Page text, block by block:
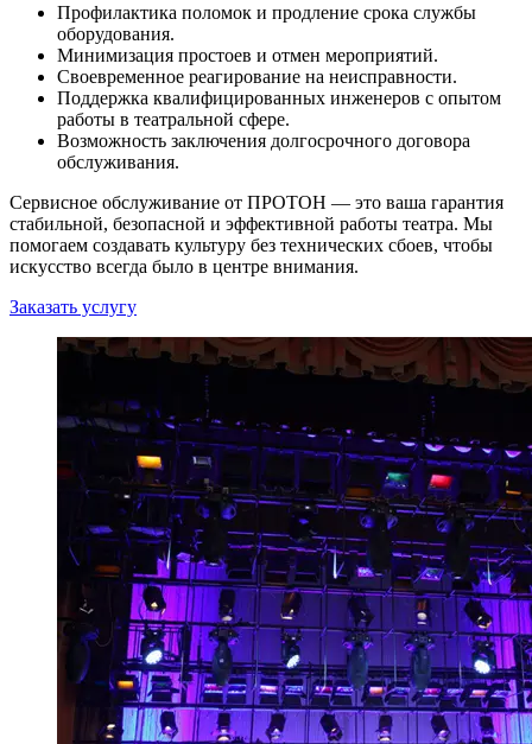
Профилактика поломок и продление срока службы
оборудования.
Минимизация простоев и отмен мероприятий.
Своевременное реагирование на неисправности.
Поддержка квалифицированных инженеров с опытом
работы в театральной сфере.
Возможность заключения долгосрочного договора
обслуживания.
Сервисное обслуживание от ПРОТОН — это ваша гарантия
стабильной, безопасной и эффективной работы театра. Мы
помогаем создавать культуру без технических сбоев, чтобы
искусство всегда было в центре внимания.
Заказать услугу